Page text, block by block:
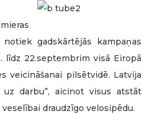
gadskārtējās kampaņas
līdz 22.septembrim visā Eiropā
veicināšanai pilsētvidē. Latvija
uz darbu”, aicinot visus atstāt
draudzīgo velosipēdu.